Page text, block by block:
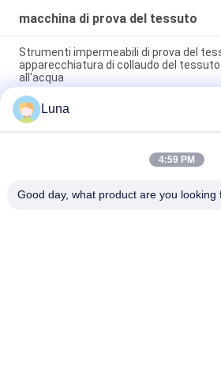
macchina di prova del tessuto
Strumenti impermeabili di prova del
apparecchiatura di collaudo del
all'acqua
Tester completamente automatico di
tessuto, nessuno scoloramento e
Macchina automatica di rotolamento
Con sistema di controllo di bordo
Luna
4:59 PM
Good day, what product are you looking